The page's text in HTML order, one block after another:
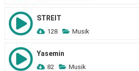
STREIT
128 Musik
Yasemin
82 Musik